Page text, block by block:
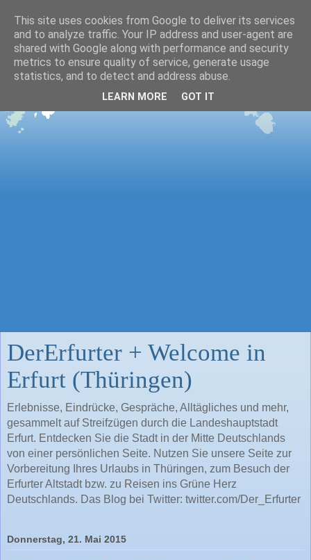
DerErfurter + Welcome in
Erfurt (Thüringen)
Erlebnisse, Eindrücke, Gespräche, Alltägliches und mehr,
gesammelt auf Streifzügen durch die Landeshauptstadt
Erfurt. Entdecken Sie die Stadt in der Mitte Deutschlands
von einer persönlichen Seite. Nutzen Sie unsere Seite zur
Vorbereitung Ihres Urlaubs in Thüringen, zum Besuch der
Erfurter Altstadt bzw. zu Reisen ins Grüne Herz
Deutschlands. Das Blog bei Twitter: twitter.com/Der_Erfurter
Donnerstag, 21. Mai 2015
This site uses cookies from Google to deliver its services
and to analyze traffic. Your IP address and user-agent are
shared with Google along with performance and security
metrics to ensure quality of service, generate usage
statistics, and to detect and address abuse.
LEARN MORE GOT IT